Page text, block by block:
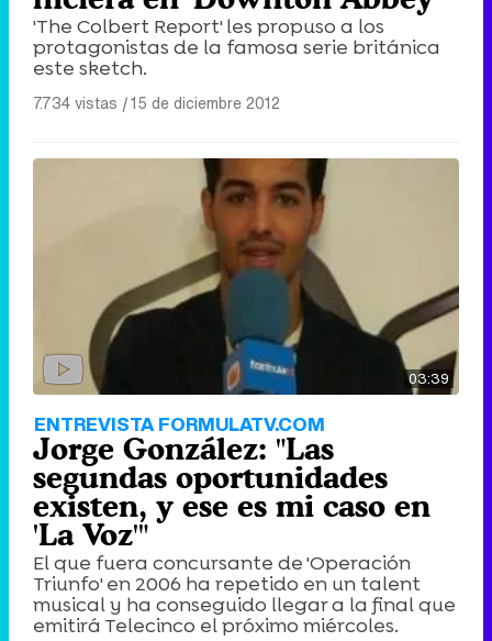
'The Colbert Report' les propuso a los
protagonistas de la famosa serie británica
este sketch.
7.734 vistas |15 de diciembre 2012
03:39
ENTREVISTA FORMULATV.COM
Jorge González: "Las
segundas oportunidades
existen, y ese es mi caso en
'La Voz'"
El que fuera concursante de 'Operación
Triunfo' en 2006 ha repetido en un talent
musical y ha conseguido llegar a la final que
emitirá Telecinco el próximo miércoles.